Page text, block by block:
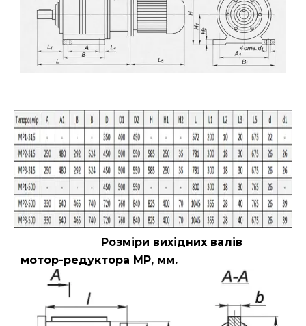
Розміри вихідних валів
мотор-редуктора МР, мм.